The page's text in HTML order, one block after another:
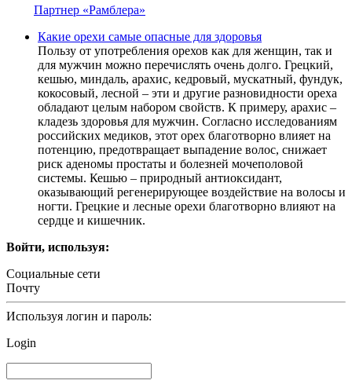
Партнер «Рамблера»
Какие орехи самые опасные для здоровья
Пользу от употребления орехов как для женщин, так и
для мужчин можно перечислять очень долго. Грецкий,
кешью, миндаль, арахис, кедровый, мускатный, фундук,
кокосовый, лесной – эти и другие разновидности ореха
обладают целым набором свойств. К примеру, арахис –
кладезь здоровья для мужчин. Согласно исследованиям
российских медиков, этот орех благотворно влияет на
потенцию, предотвращает выпадение волос, снижает
риск аденомы простаты и болезней мочеполовой
системы. Кешью – природный антиоксидант,
оказывающий регенерирующее воздействие на волосы и
ногти. Грецкие и лесные орехи благотворно влияют на
сердце и кишечник.
Войти, используя:
Социальные сети
Почту
Используя логин и пароль:
Login